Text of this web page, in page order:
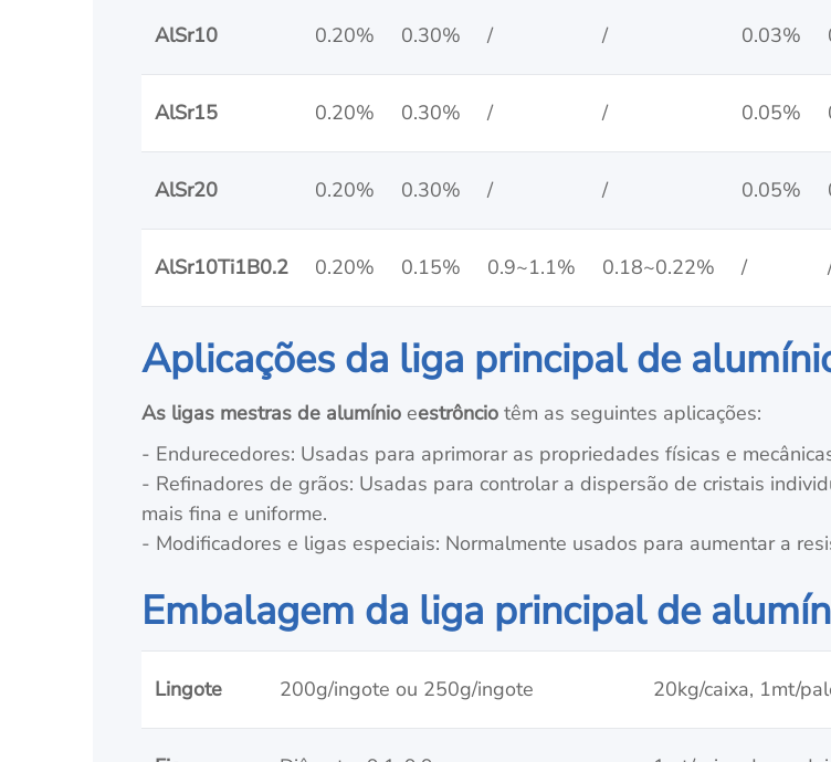
AlSr10 0.20% 0.30% / / 0.03%
AlSr15 0.20% 0.30% / / 0.05%
AlSr20 0.20% 0.30% / / 0.05%
AlSr10Ti1B0.2 0.20% 0.15% 0.9~1.1% 0.18~0.22% /
Aplicações da liga principal de
As ligas mestras de alumínio eestrônciotêm as seguintes aplicações:
- Endurecedores: Usadas para aprimorar as propriedades físicas e
- Refinadores de grãos: Usadas para controlar a dispersão de cristais
mais fina e uniforme.
- Modificadores e ligas especiais: Normalmente usados para aumentar a
Embalagem da liga principal de
Lingote 200g/ingote ou 250g/ingote 20kg/caixa, 1mt/